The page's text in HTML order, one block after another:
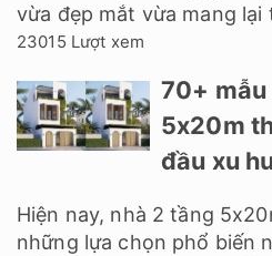
vừa đẹp mắt vừa mang
23015 Lượt xem
70+ mẫu
5x20m
đầu xu
Hiện nay, nhà 2 tầng
những lựa chọn phổ biến